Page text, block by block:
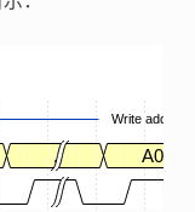
.
A0
Write address